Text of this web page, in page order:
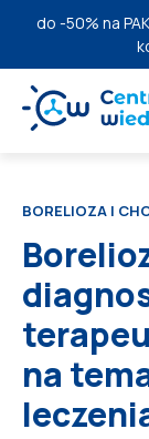
do -50% na
BORELIOZA I
na